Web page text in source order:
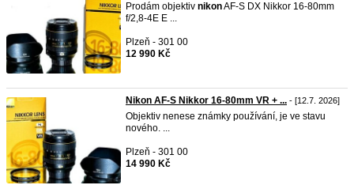
Prodám objektiv nikonAF-S DX Nikkor 16-80mm
f/2,8-4E E ...
Plzeň - 301 00
12 990 Kč
Nikon AF-S Nikkor 16-80mm VR + ... - [12.7. 2026]
Objektiv nenese známky používání, je ve stavu
nového. ...
Plzeň - 301 00
14 990 Kč